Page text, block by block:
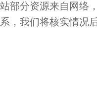
站部分资源来自网络
系，我们将核实情况